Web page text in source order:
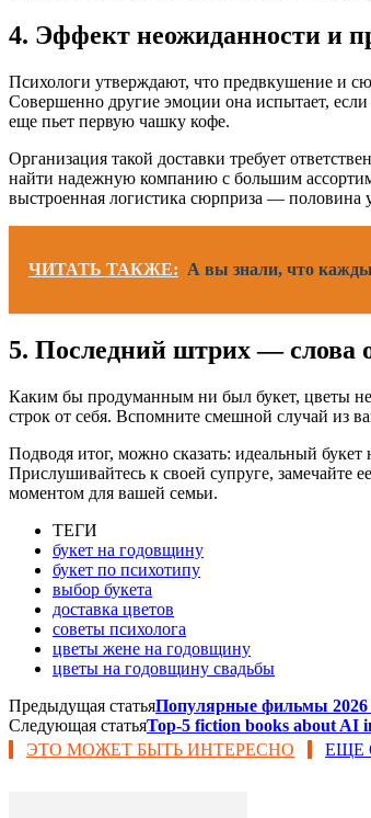
4. Эффект неожиданности и
Психологи утверждают, что предвкушение и
Совершенно другие эмоции она испытает,
еще пьет первую чашку кофе.
Организация такой доставки требует
найти надежную компанию с большим
выстроенная логистика сюрприза — половина
ЧИТАТЬ ТАКЖЕ: А вы знали, что
5. Последний штрих — слова
Каким бы продуманным ни был букет, цветы не
строк от себя. Вспомните смешной случай из
Подводя итог, можно сказать: идеальный
Прислушивайтесь к своей супруге, замечайте
моментом для вашей семьи.
ТЕГИ
букет на годовщину
букет по психотипу
выбор букета
доставка цветов
советы психолога
цветы жене на годовщину
цветы на годовщину свадьбы
Предыдущая статьяПопулярные фильмы 2026
Следующая статьяTop-5 fiction books about AI
ЭТО МОЖЕТ БЫТЬ ИНТЕРЕСНО
ЕЩЕ